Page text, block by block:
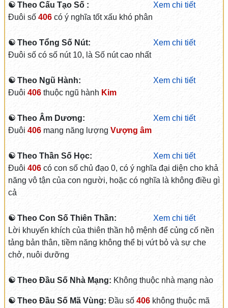
☯ Theo Cấu Tạo Số :
Xem chi tiết
Đuôi số 406có ý nghĩa tốt xấu khó phân
☯ Theo Tổng Số Nút:
Xem chi tiết
Đuôi số có số nút 10, là Số nút cao nhất
☯ Theo Ngũ Hành:
Xem chi tiết
Đuôi 406thuộc ngũ hành Kim
☯ Theo Âm Dương:
Xem chi tiết
Đuôi 406mang năng lượng Vượng âm
☯ Theo Thần Số Học:
Xem chi tiết
Đuôi 406có con số chủ đạo 0, có ý nghĩa đại diện cho khả
năng vô tận của con người, hoặc có nghĩa là không điều gì
cả
☯ Theo Con Số Thiên Thần:
Xem chi tiết
Lời khuyến khích của thiên thần hộ mệnh để củng cố nền
tảng bản thân, tiềm năng không thể bị vứt bỏ và sự che
chở, nuôi dưỡng
☯ Theo Đầu Số Nhà Mạng: Không thuộc nhà mạng nào
☯ Theo Đầu Số Mã Vùng: Đầu số 406không thuộc mã